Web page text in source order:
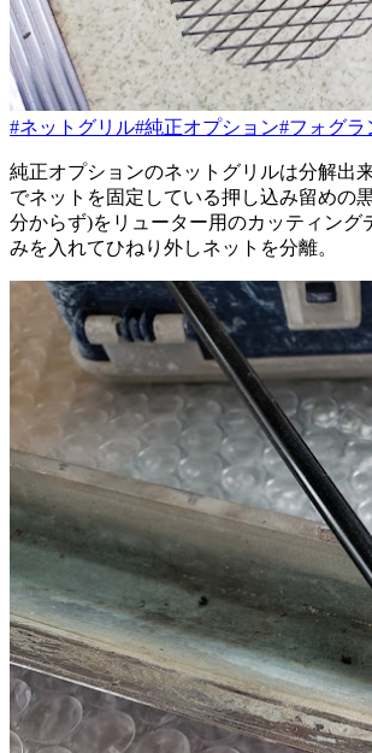
#ネットグリル#純正オプション#フォグラ
純正オプションのネットグリルは分解出
でネットを固定している押し込み留めの
分からず)をリューター用のカッティング
みを入れてひねり外しネットを分離。